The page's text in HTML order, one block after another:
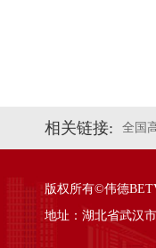
相关链接: 全国
版权所有©伟德
地址：湖北省武汉